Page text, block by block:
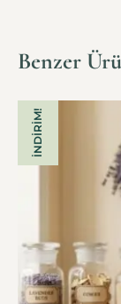
Benzer
İNDIRIM!